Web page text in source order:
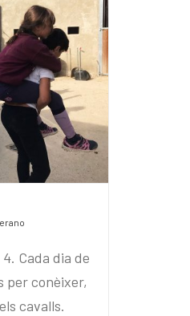
S11
Cada dia de
per conèixer,
cavalls.